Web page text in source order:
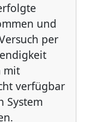
und
per
mit
verfügbar
System